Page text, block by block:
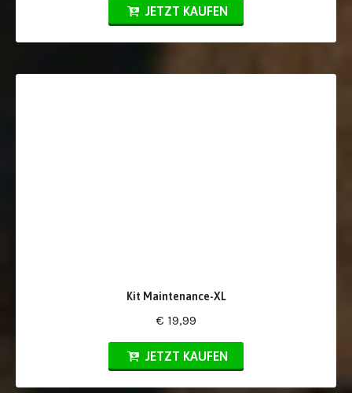
JETZT KAUFEN
Kit Maintenance-XL
€ 19,99
JETZT KAUFEN